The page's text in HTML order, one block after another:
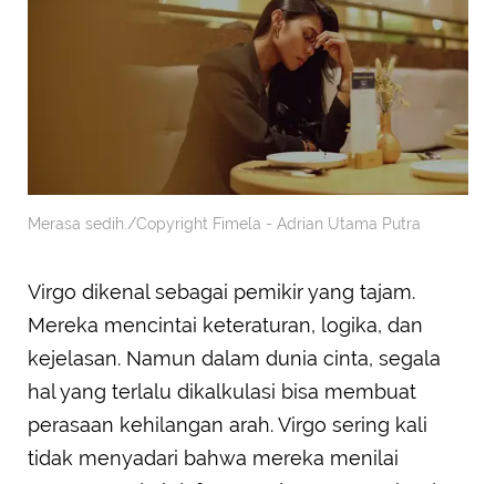
Merasa sedih./Copyright Fimela - Adrian Utama Putra
Virgo dikenal sebagai pemikir yang tajam.
Mereka mencintai keteraturan, logika, dan
kejelasan. Namun dalam dunia cinta, segala
hal yang terlalu dikalkulasi bisa membuat
perasaan kehilangan arah. Virgo sering kali
tidak menyadari bahwa mereka menilai